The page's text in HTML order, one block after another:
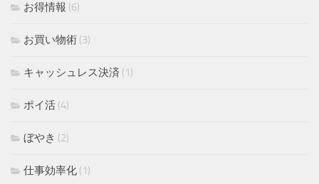
お得情報 (6)
お買い物術 (3)
キャッシュレス決済 (1)
ポイ活 (4)
ぼやき (2)
仕事効率化 (1)